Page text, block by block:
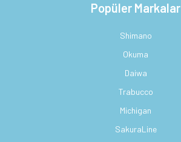
Popüler Markalar
Shimano
Okuma
Daiwa
Trabucco
Michigan
SakuraLine